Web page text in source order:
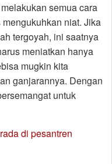
semua cara
niat. Jika
tergoyah, ini saatnya
meniatkan hanya
mugkin kita
ganjarannya. Dengan
untuk
di pesantren